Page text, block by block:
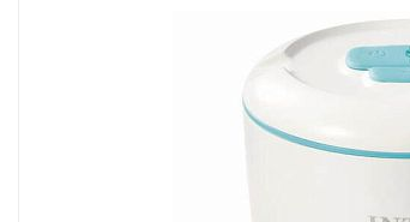
Надувные лодки и